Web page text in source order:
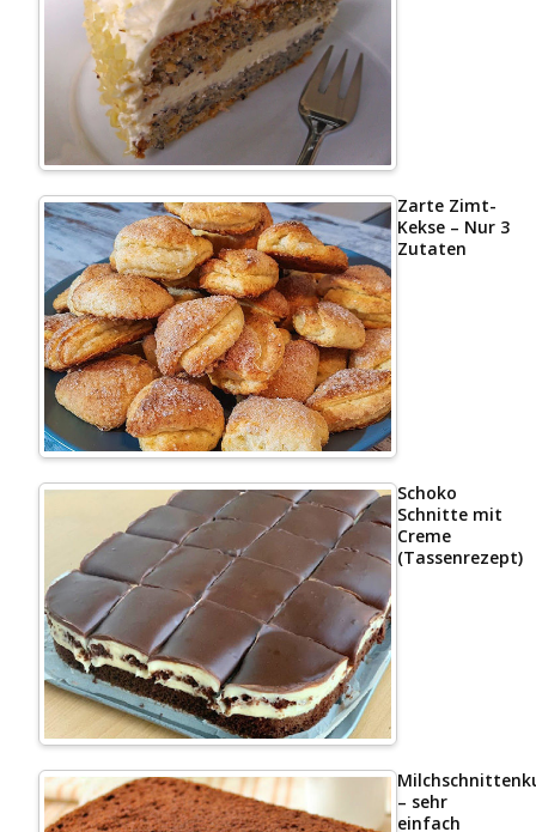
Zarte Zimt-
Kekse – Nur 3
Zutaten
Schoko
Schnitte mit
Creme
(Tassenrezept)
– sehr
einfach